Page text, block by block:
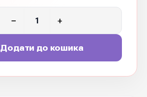
− +
Додати до кошика